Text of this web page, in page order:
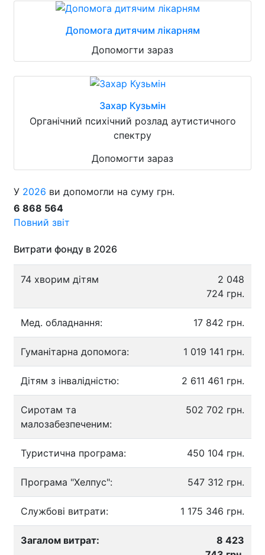
Допомога дитячим лікарням
Допомогти зараз
Захар Кузьмін
Органічний психічний розлад аутистичного
спектру
Допомогти зараз
У 2026 ви допомогли на суму грн.
6 868 564
Повний звіт
Витрати фонду в 2026
74 хворим дітям
2 048
724 грн.
Мед. обладнання: 17 842 грн.
Гуманітарна допомога: 1 019 141 грн.
Дітям з інвалідністю: 2 611 461 грн.
Сиротам та
малозабезпеченим:
502 702 грн.
Туристична програма: 450 104 грн.
Програма "Хелпус": 547 312 грн.
Службові витрати: 1 175 346 грн.
Загалом витрат:
8 423